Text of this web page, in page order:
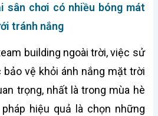
sân chơi có nhiều bóng mát
tránh nắng
building ngoài trời, việc sử
vệ khỏi ánh nắng mặt trời
trọng, nhất là trong mùa hè
hiệu quả là chọn những